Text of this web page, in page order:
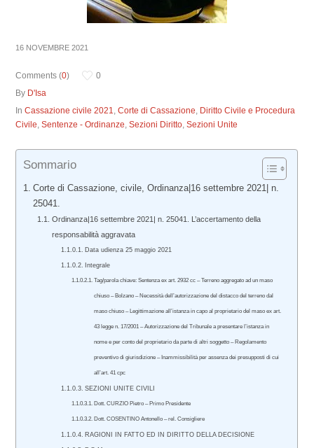
16 NOVEMBRE 2021
Comments (0)
0
By D'Isa
InCassazione civile 2021,Corte di Cassazione, Diritto Civile e Procedura
Civile,Sentenze - Ordinanze,Sezioni Diritto,Sezioni Unite
Sommario
Corte di Cassazione, civile, Ordinanza|16 settembre 2021| n.
25041.
Ordinanza|16 settembre 2021| n. 25041. L’accertamento della
responsabilità aggravata
Data udienza 25 maggio 2021
Integrale
Tag/parola chiave: Sentenza ex art. 2932 cc – Terreno aggregato ad un maso
chiuso – Bolzano – Necessità dell’autorizzazione del distacco del terreno dal
maso chiuso – Legittimazione all’istanza in capo al proprietario del maso ex art.
43 legge n. 17/2001 – Autorizzazione del Tribunale a presentare l’istanza in
nome e per conto del proprietario da parte di altri soggetto – Regolamento
preventivo di giurisdizione – Inammissibilità per assenza dei presupposti di cui
all’art. 41 cpc
SEZIONI UNITE CIVILI
Dott. CURZIO Pietro – Primo Presidente
Dott. COSENTINO Antonello – rel. Consigliere
RAGIONI IN FATTO ED IN DIRITTO DELLA DECISIONE